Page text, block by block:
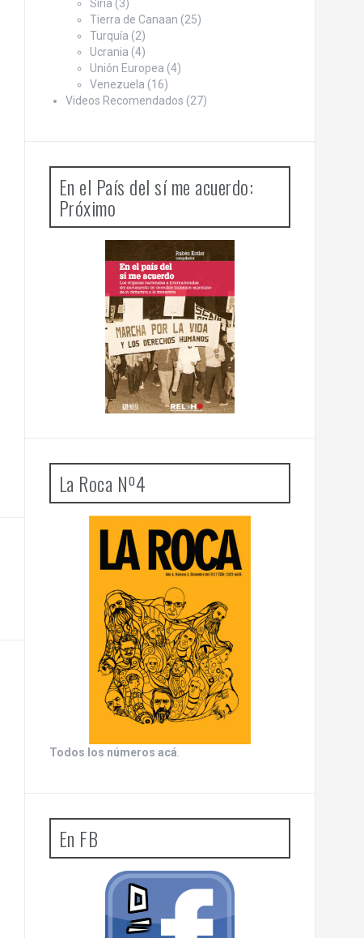
Siria (3)
Tierra de Canaan (25)
Turquía (2)
Ucrania (4)
Unión Europea (4)
Venezuela (16)
Videos Recomendados (27)
En el País del sí me acuerdo:
Próximo
La Roca Nº4
Todos los números acá.
En FB